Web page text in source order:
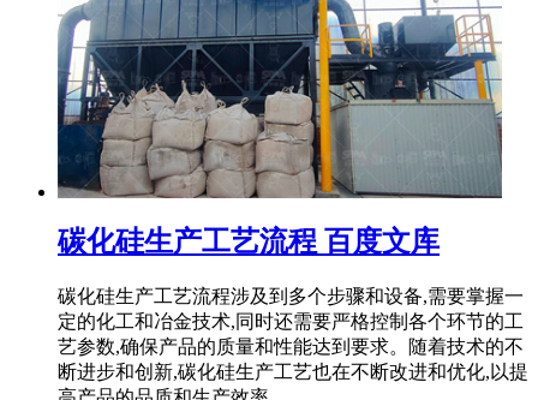
碳化硅生产工艺流程 百度文库
碳化硅生产工艺流程涉及到多个步骤和设备,需要掌握一
定的化工和冶金技术,同时还需要严格控制各个环节的工
艺参数,确保产品的质量和性能达到要求。随着技术的不
断进步和创新,碳化硅生产工艺也在不断改进和优化,以提